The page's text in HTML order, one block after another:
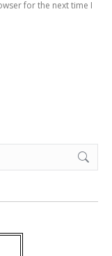
for the next time I